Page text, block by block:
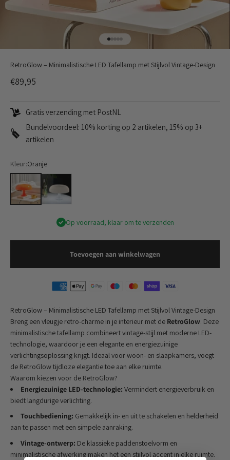
Naar artikel 1
Naar artikel 2
Naar artikel 3
Naar artikel 4
Naar artikel 5
RetroGlow – Minimalistische LED Tafellamp met Stijlvol Vintage-Design
Aanbiedingsprijs
€89,95
Gratis verzending met PostNL
Bundelvoordeel: 10% korting op 2 artikelen, 15% op 3+
artikelen
Kleur:Oranje
Oranje
Wit
Op voorraad, klaar om te verzenden
Toevoegen aan winkelwagen
RetroGlow – Minimalistische LED Tafellamp met Stijlvol Vintage-Design
Breng een vleugje retro-charme in je interieur met de RetroGlow. Deze
minimalistische tafellamp combineert vintage-stijl met moderne LED-
technologie, waardoor je een elegante en energiezuinige
verlichtingsoplossing krijgt. Ideaal voor woon- en slaapkamers, voegt
de RetroGlow tijdloze elegantie toe aan elke ruimte.
Waarom kiezen voor de RetroGlow?
Energiezuinige LED-technologie: Vermindert energieverbruik en
biedt langdurige verlichting.
Touchbediening: Gemakkelijk in- en uit te schakelen en helderheid
aan te passen met een simpele aanraking.
Vintage-ontwerp: De klassieke paddenstoelvorm en
minimalistische afwerking maken het een stijlvol accent in elke ruimte.